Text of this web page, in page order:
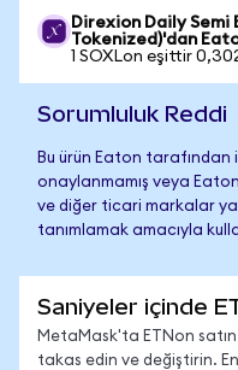
Direxion Daily Semi
Tokenized)'dan
1 SOXLon eşittir
Sorumluluk Reddi
Bu ürün Eaton tarafından
onaylanmamış veya
ve diğer ticari markalar
tanımlamak amacıyla
Saniyeler içinde
MetaMask'ta ETNon satın
takas edin ve değiştirin.